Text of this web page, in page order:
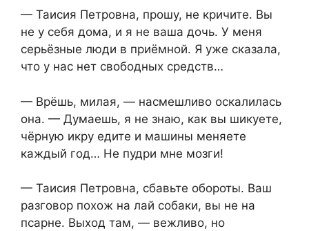
— Таисия Петровна, прошу, не кричите. Вы
не у себя дома, и я не ваша дочь. У меня
серьёзные люди в приёмной. Я уже сказала,
что у нас нет свободных средств…
— Врёшь, милая, — насмешливо оскалилась
она. — Думаешь, я не знаю, как вы шикуете,
чёрную икру едите и машины меняете
каждый год… Не пудри мне мозги!
— Таисия Петровна, сбавьте обороты. Ваш
разговор похож на лай собаки, вы не на
псарне. Выход там, — вежливо, но